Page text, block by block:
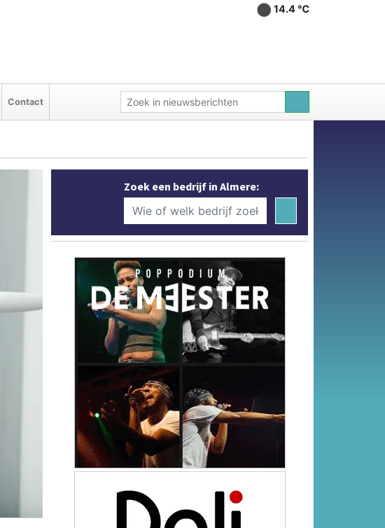
14.4 ℃
Contact
Zoek een bedrijf in Almere: